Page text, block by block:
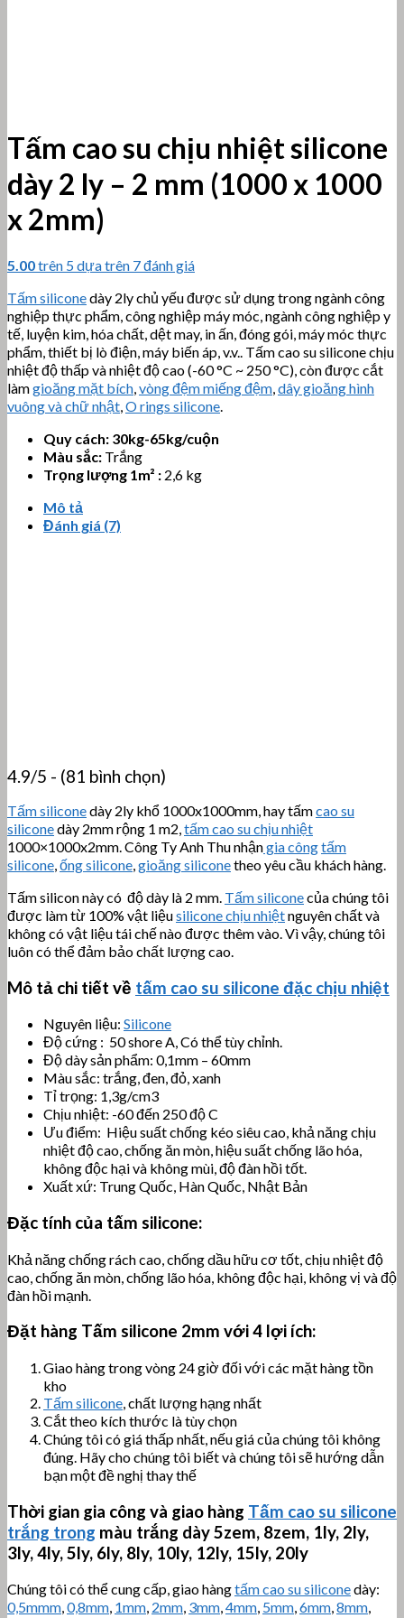
Tấm cao su chịu nhiệt silicone
dày 2 ly – 2 mm (1000 x 1000
x 2mm)
5.00trên 5 dựa trên 7đánh giá
Tấm siliconedày 2ly chủ yếu được sử dụng trong ngành công
nghiệp thực phẩm, công nghiệp máy móc, ngành công nghiệp y
tế, luyện kim, hóa chất, dệt may, in ấn, đóng gói, máy móc thực
phẩm, thiết bị lò điện, máy biến áp, v.v.. Tấm cao su silicone chịu
nhiệt độ thấp và nhiệt độ cao (-60 °C ~ 250 °C), còn được cắt
làmgioăng mặt bích,vòng đệm miếng đệm,dây gioăng hình
vuông và chữ nhật,O rings silicone.
Quy cách: 30kg-65kg/cuộn
Màu sắc: Trắng
Trọng lượng 1m² : 2,6 kg
Mô tả
Đánh giá (7)
4.9/5 - (81 bình chọn)
Tấm siliconedày 2ly khổ 1000x1000mm, hay tấmcao su
siliconedày 2mm rộng 1 m2,tấm cao su chịu nhiệt
1000×1000x2mm. Công Ty Anh Thu nhậngia côngtấm
silicone,ống silicone,gioăng siliconetheo yêu cầu khách hàng.
Tấm silicon này có độ dày là 2 mm. Tấm siliconecủa chúng tôi
được làm từ 100% vật liệusilicone chịu nhiệtnguyên chất và
không có vật liệu tái chế nào được thêm vào. Vì vậy, chúng tôi
luôn có thể đảm bảo chất lượng cao.
Mô tả chi tiết về tấm cao su silicone đặc chịu nhiệt
Nguyên liệu: Silicone
Độ cứng : 50 shore A, Có thể tùy chỉnh.
Độ dày sản phẩm: 0,1mm – 60mm
Màu sắc: trắng, đen, đỏ, xanh
Tỉ trọng: 1,3g/cm3
Chịu nhiệt: -60 đến 250 độ C
Ưu điểm: Hiệu suất chống kéo siêu cao, khả năng chịu
nhiệt độ cao, chống ăn mòn, hiệu suất chống lão hóa,
không độc hại và không mùi, độ đàn hồi tốt.
Xuất xứ: Trung Quốc, Hàn Quốc, Nhật Bản
Đặc tính của tấm silicone:
Khả năng chống rách cao, chống dầu hữu cơ tốt, chịu nhiệt độ
cao, chống ăn mòn, chống lão hóa, không độc hại, không vị và độ
đàn hồi mạnh.
Đặt hàng Tấm silicone 2mm với 4 lợi ích:
Giao hàng trong vòng 24 giờ đối với các mặt hàng tồn
kho
Tấm silicone, chất lượng hạng nhất
Cắt theo kích thước là tùy chọn
Chúng tôi có giá thấp nhất, nếu giá của chúng tôi không
đúng. Hãy cho chúng tôi biết và chúng tôi sẽ hướng dẫn
bạn một đề nghị thay thế
Thời gian gia công và giao hàng Tấm cao su silicone
trắng trong màu trắng dày 5zem, 8zem, 1ly, 2ly,
3ly, 4ly, 5ly, 6ly, 8ly, 10ly, 12ly, 15ly, 20ly
Chúng tôi có thể cung cấp, giao hàngtấm cao su siliconedày:
0,5mmm 0,8mm 1mm 2mm 3mm 4mm 5mm 6mm 8mm